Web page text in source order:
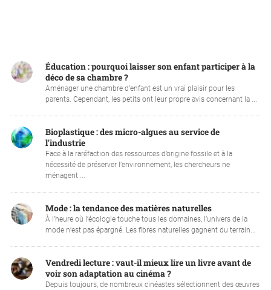
Éducation : pourquoi laisser son enfant participer à la
déco de sa chambre ?
Aménager une chambre d’enfant est un vrai plaisir pour les
parents. Cependant, les petits ont leur propre avis concernant la ...
Bioplastique : des micro-algues au service de
l'industrie
Face à la raréfaction des ressources d’origine fossile et à la
nécessité de préserver l’environnement, les chercheurs ne
ménagent ...
Mode : la tendance des matières naturelles
À l’heure où l’écologie touche tous les domaines, l’univers de la
mode n’est pas épargné. Les fibres naturelles gagnent du terrain...
Vendredi lecture : vaut-il mieux lire un livre avant de
voir son adaptation au cinéma ?
Depuis toujours, de nombreux cinéastes sélectionnent des œuvres